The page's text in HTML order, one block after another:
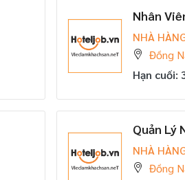
Nhân
NHÀ
Đồng
Hạn cuối:
Quản Lý
NHÀ
Đồng